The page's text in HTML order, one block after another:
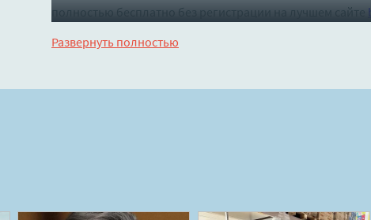
полностью бесплатно без регистрации на лучшем сайте
Развернуть полностью